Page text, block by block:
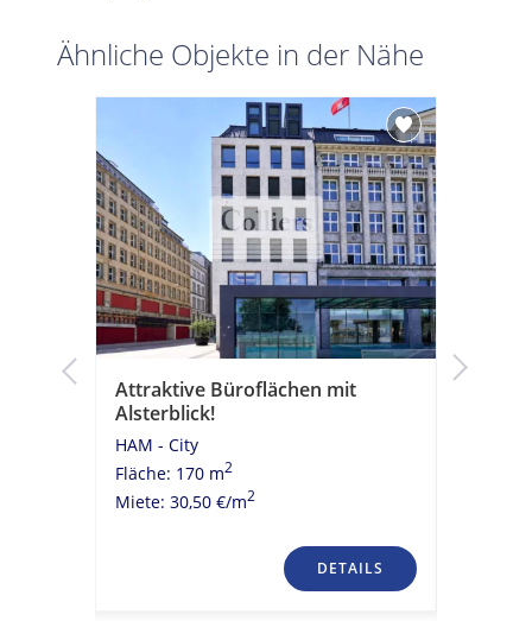
Ähnliche Objekte in der Nähe
Attraktive Büroflächen mit
Alsterblick!
HAM - City
Fläche: 170 m2
Miete: 30,50 €/m2
DETAILS